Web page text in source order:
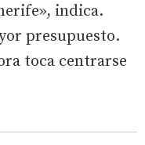
indica.
presupuesto.
toca centrarse